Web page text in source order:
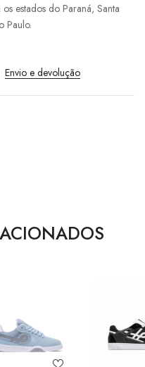
estados do Paraná, Santa
Paulo.
Envio e devolução